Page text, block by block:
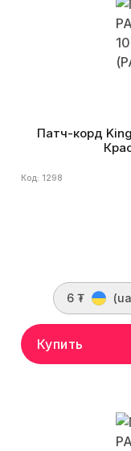
Патч-корд
Код: 1298
6 ₮
Купить